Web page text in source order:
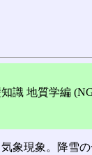
識 地質学編
象現象。降雪